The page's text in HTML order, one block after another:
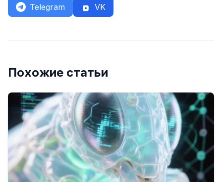
Telegram VK
Похожие статьи